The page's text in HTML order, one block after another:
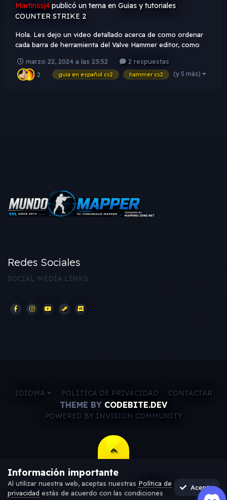
Martinssj4 publicó un tema en Guias y tutoriales
COUNTER STRIKE 2
Hola. Les dejo un video detallado acerca de como ordenar
cada barra de herramienta del Valve Hammer editor, como
dicho programa para crear mapas procurando ser detallado y
claro. Muy pronto el siguiente video...
marzo 22, 2024 a las 23:52
2 respuestas
2
guia en español cs2 hammer cs2 (y 5 más)
Redes Sociales
SOCIAL MEDIA LINKS
IDIOMA POLÍTICA DE PRIVACIDAD CONTACTAR
THEME BY CODEBITE.DEV
POWERED BY INVISION COMMUNITY
Información importante
Al utilizar nuestra web, aceptas nuestras Política de
privacidad estás de acuerdo con las condiciones
Acepto